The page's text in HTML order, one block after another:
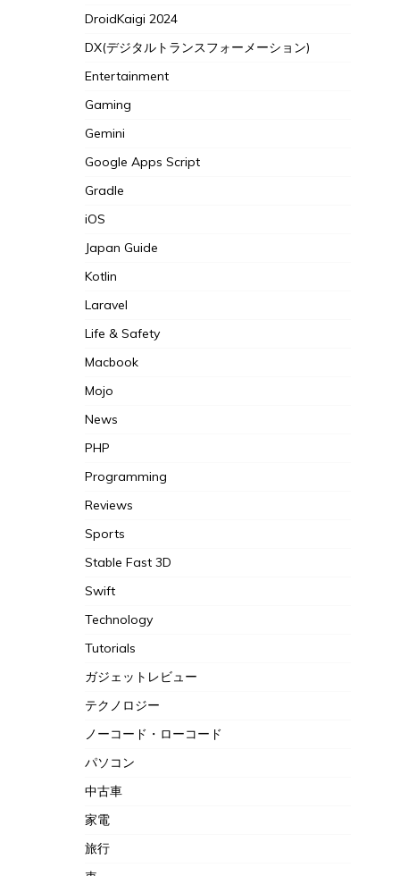
DroidKaigi 2024
DX(デジタルトランスフォーメーション)
Entertainment
Gaming
Gemini
Google Apps Script
Gradle
iOS
Japan Guide
Kotlin
Laravel
Life & Safety
Macbook
Mojo
News
PHP
Programming
Reviews
Sports
Stable Fast 3D
Swift
Technology
Tutorials
ガジェットレビュー
テクノロジー
ノーコード・ローコード
パソコン
中古車
家電
旅行